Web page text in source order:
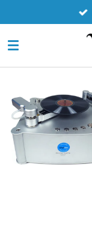
Hauptinhalt
springen